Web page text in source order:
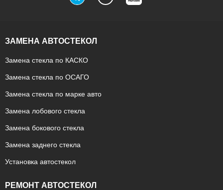
ЗАМЕНА АВТОСТЕКОЛ
Замена стекла по КАСКО
Замена стекла по ОСАГО
Замена стекла по марке авто
Замена лобового стекла
Замена бокового стекла
Замена заднего стекла
Установка автостекол
РЕМОНТ АВТОСТЕКОЛ